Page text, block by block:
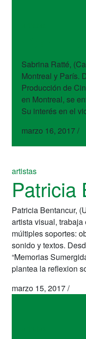
Sabrina Ratté,
Montreal y París.
Producción de
en Montreal, se
Su interés en el
marzo 16, 2017/
artistas
Patricia
Patricia Bentancur,
artista visual,
múltiples soportes:
sonido y textos.
“Memorias
plantea la reflexion
marzo 15, 2017/